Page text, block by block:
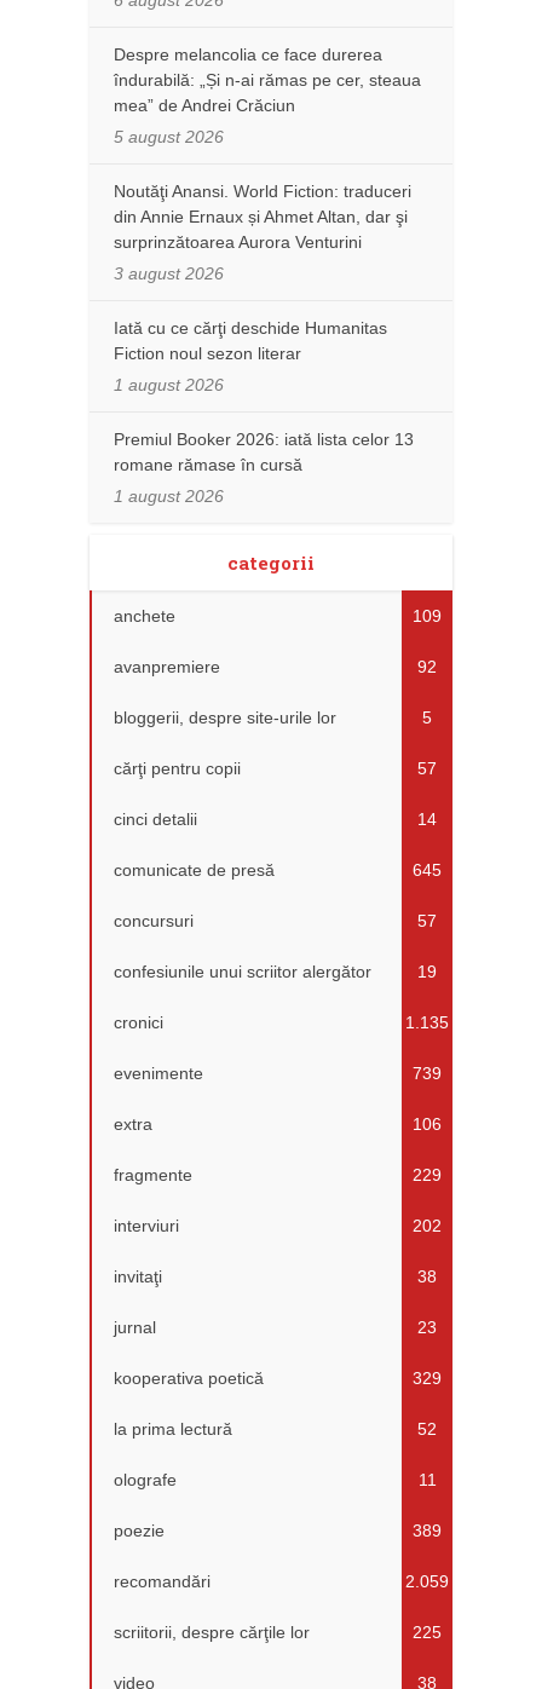
Despre melancolia ce face durerea
îndurabilă: „Și n-ai rămas pe cer, steaua
mea” de Andrei Crăciun
5 august 2026
Noutăţi Anansi. World Fiction: traduceri
din Annie Ernaux și Ahmet Altan, dar şi
surprinzătoarea Aurora Venturini
3 august 2026
Iată cu ce cărţi deschide Humanitas
Fiction noul sezon literar
1 august 2026
Premiul Booker 2026: iată lista celor 13
romane rămase în cursă
1 august 2026
categorii
anchete 109
avanpremiere 92
bloggerii, despre site-urile lor 5
cărţi pentru copii 57
cinci detalii 14
comunicate de presă 645
concursuri 57
confesiunile unui scriitor alergător 19
cronici 1.135
evenimente 739
extra 106
fragmente 229
interviuri 202
invitaţi 38
jurnal 23
kooperativa poetică 329
la prima lectură 52
olografe 11
poezie 389
recomandări 2.059
scriitorii, despre cărţile lor 225
video 38